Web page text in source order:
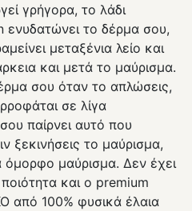
γρήγορα, το λάδι
ενυδατώνει το δέρμα σου,
μεταξένια λείο και
και μετά το μαύρισμα.
σου όταν το απλώσεις,
σε λίγα
παίρνει αυτό που
ξεκινήσεις το μαύρισμα,
όμορφο μαύρισμα. Δεν έχει
και ο premium
από 100% φυσικά έλαια